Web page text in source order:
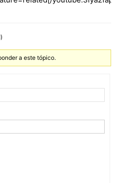
a este tópico.